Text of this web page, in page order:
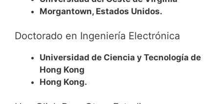
Morgantown, Estados Unidos.
Doctorado en Ingeniería Electrónica
Universidad de Ciencia y Tecnología de
Hong Kong
Hong Kong.